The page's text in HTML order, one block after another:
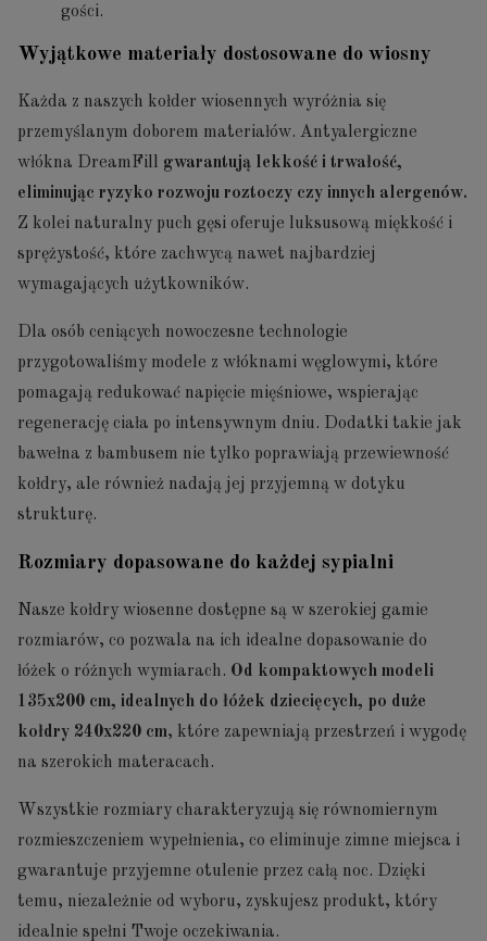
gości.
Wyjątkowe materiały dostosowane do wiosny
Każda z naszych kołder wiosennych wyróżnia się
przemyślanym doborem materiałów. Antyalergiczne
włókna DreamFill gwarantują lekkość i trwałość,
eliminując ryzyko rozwoju roztoczy czy innych alergenów.
Z kolei naturalny puch gęsi oferuje luksusową miękkość i
sprężystość, które zachwycą nawet najbardziej
wymagających użytkowników.
Dla osób ceniących nowoczesne technologie
przygotowaliśmy modele z włóknami węglowymi, które
pomagają redukować napięcie mięśniowe, wspierając
regenerację ciała po intensywnym dniu. Dodatki takie jak
bawełna z bambusem nie tylko poprawiają przewiewność
kołdry, ale również nadają jej przyjemną w dotyku
strukturę.
Rozmiary dopasowane do każdej sypialni
Nasze kołdry wiosenne dostępne są w szerokiej gamie
rozmiarów, co pozwala na ich idealne dopasowanie do
łóżek o różnych wymiarach. Od kompaktowych modeli
135x200 cm, idealnych do łóżek dziecięcych, po duże
kołdry 240x220 cm, które zapewniają przestrzeń i wygodę
na szerokich materacach.
Wszystkie rozmiary charakteryzują się równomiernym
rozmieszczeniem wypełnienia, co eliminuje zimne miejsca i
gwarantuje przyjemne otulenie przez całą noc. Dzięki
temu, niezależnie od wyboru, zyskujesz produkt, który
idealnie spełni Twoje oczekiwania.